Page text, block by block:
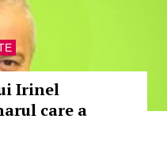
Irinel
care a